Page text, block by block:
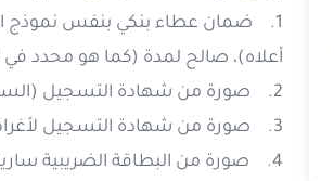
1. ضمان عطاء بنكي بنفس نموذج
أعلاه)، صالح لمدة (كما هو محدد
2. صورة من شهادة التسجيل (السجل التجاري) سارية المفعول.
3. صورة من شهادة التسجيل لأغراض الضريبة العامة على المبيعات سارية المفعول.
4. صورة من البطاقة الضريبية سارية المفعول.